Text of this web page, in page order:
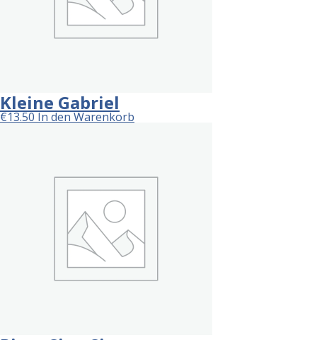
Kleine Gabriel
€13.50In den Warenkorb